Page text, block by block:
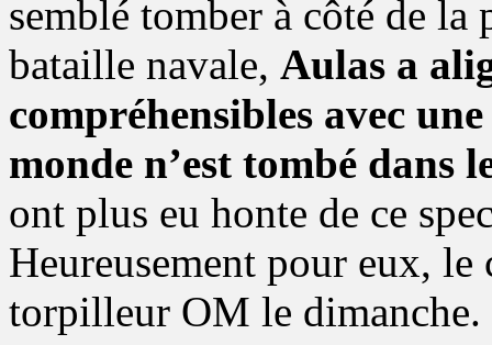
semblé tomber à côté de
bataille navale, Aulas a
compréhensibles avec
monde n’est tombé dans
ont plus eu honte de ce
Heureusement pour eux,
torpilleur OM le dimanche.